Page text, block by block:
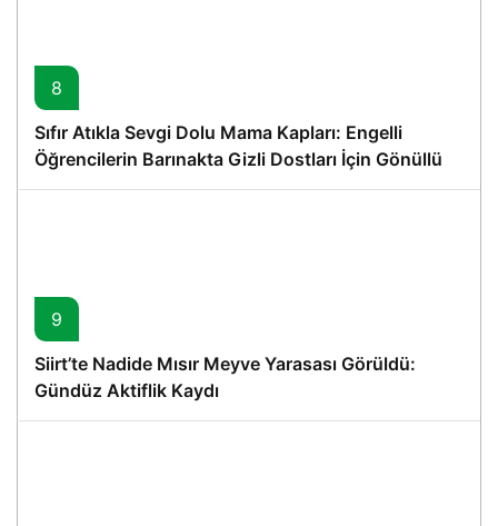
8
Sıfır Atıkla Sevgi Dolu Mama Kapları: Engelli
Öğrencilerin Barınakta Gizli Dostları İçin Gönüllü
Proje
9
Siirt’te Nadide Mısır Meyve Yarasası Görüldü:
Gündüz Aktiflik Kaydı